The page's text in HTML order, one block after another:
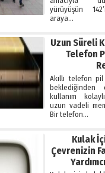
yürüyüşün
araya…
Uzun Süreli
Telefon
Akıllı telefon pil
kullanım
uzun vadeli
Bir telefon…
Kulak
Çevrenizin